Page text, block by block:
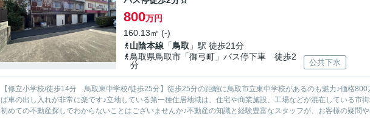
800万円
160.13㎡ (-)
山陰本線 「鳥取 」駅 徒歩21分
鳥取県鳥取市「御弓町」バス停下車 徒歩2
分
公共下水
【修立小学校/徒歩14分 鳥取東中学校/徒歩25分】徒歩25分の距離に鳥取市立東中学校があるのも魅力♪価格
ば車の出し入れが非常に楽です♪立地している第一種住居地域は、住宅や商業施設、工場などが混在している市
初めての不動産探しでわからないことはございませんか♪不動産の知識と経験豊富なスタッフが、お客様の疑問